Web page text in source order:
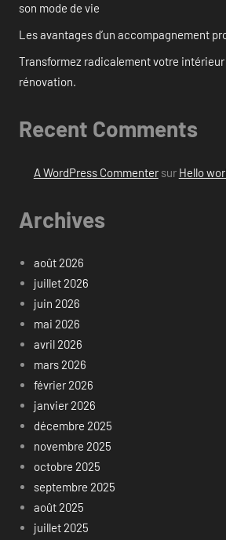
son mode de vie
Les avantages d’un accompagnement
Transformez radicalement votre
rénovation.
Recent Comments
A WordPress Commentersur Hello
Archives
août 2026
juillet 2026
juin 2026
mai 2026
avril 2026
mars 2026
février 2026
janvier 2026
décembre 2025
novembre 2025
octobre 2025
septembre 2025
août 2025
juillet 2025